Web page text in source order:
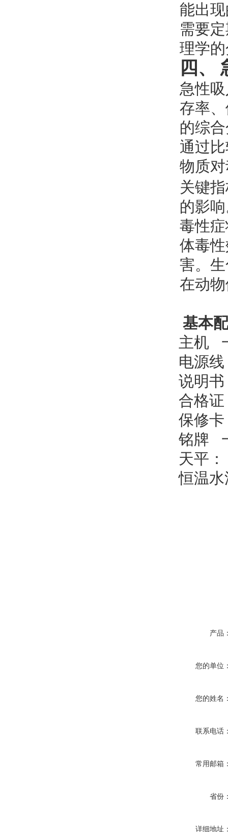
能出
需要
理学
四、
急性
存率
的综
通过
物质
关键
的影
毒性
体毒
害。
在动
基本
主机
电源
说明
合格
保修
铭牌
天平
恒温
产品
您的单位
您的姓名
联系电话
常用邮箱
省份
详细地址